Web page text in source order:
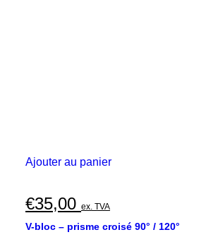
Ajouter au panier
€35,00 ex. TVA
V-bloc – prisme croisé 90° / 120°